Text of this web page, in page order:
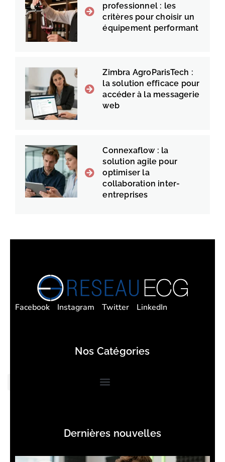
professionnel : les
critères pour choisir un
équipement performant
Zimbra AgroParisTech :
la solution efficace pour
accéder à la messagerie
web
Connexaflow : la
solution agile pour
optimiser la
collaboration inter-
entreprises
Facebook Instagram Twitter LinkedIn
Nos Catégories
Dernières nouvelles